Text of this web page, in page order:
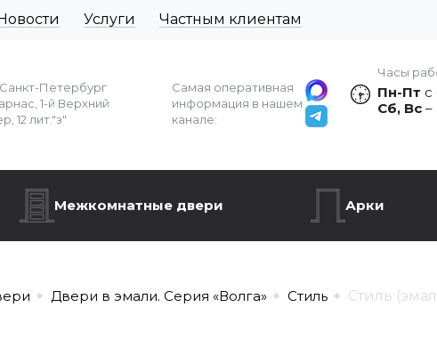
Услуги Частным клиентам
Санкт-Петербург
1-й Верхний
12 лит."з"
Самая оперативная
информация в нашем
канале:
Часы
Пн-Пт с
Сб, Вс –
Межкомнатные двери Арки
Двери в эмали. Серия «Волга» Стиль Стиль